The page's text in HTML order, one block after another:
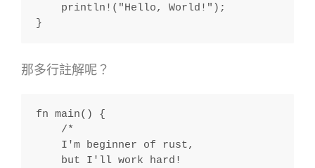
    println!("Hello, World!");
}
那多行註解呢？
fn main() {
    /*
    I'm beginner of rust,
    but I'll work hard!